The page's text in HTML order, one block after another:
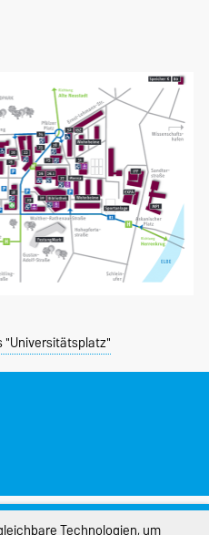
"Universitätsplatz"
Technologien, um